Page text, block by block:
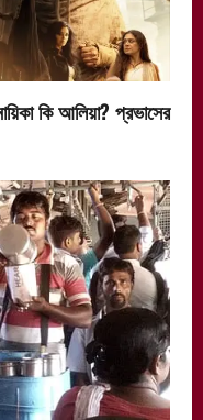
কি আলিয়া? প্রভাসের